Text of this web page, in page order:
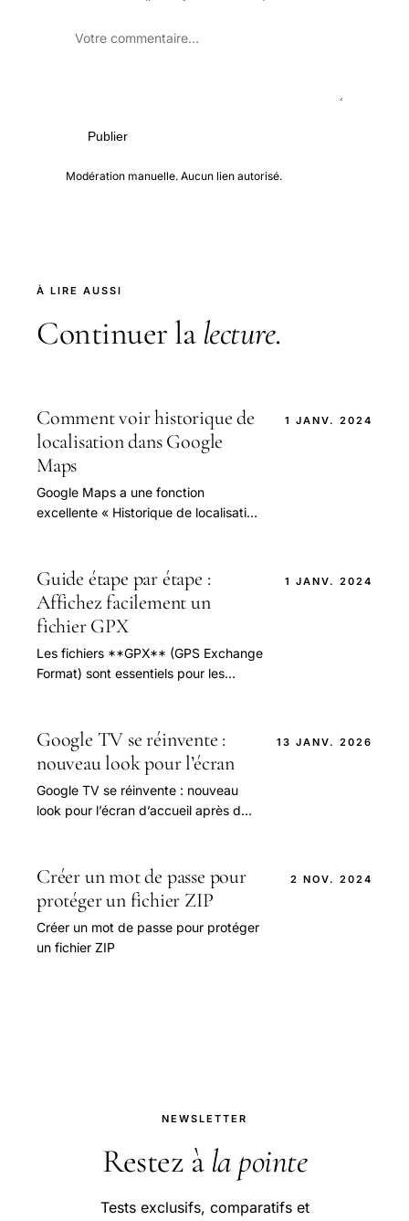
Publier
Modération manuelle. Aucun lien autorisé.
À LIRE AUSSI
Continuer la lecture.
Comment voir historique de
localisation dans Google
Maps
Google Maps a une fonction
excellente « Historique de localisation
les itinéraires.
1 JANV. 2024
Guide étape par étape :
Affichez facilement un
fichier GPX
Les fichiers **GPX** (GPS Exchange
Format) sont essentiels pour les
partager des données.
1 JANV. 2024
Google TV se réinvente :
nouveau look pour l’écran
Google TV se réinvente : nouveau
look pour l’écran d’accueil après des
13 JANV. 2026
Créer un mot de passe pour
protéger un fichier ZIP
Créer un mot de passe pour protéger
un fichier ZIP
2 NOV. 2024
NEWSLETTER
Restez à la pointe
Tests exclusifs, comparatifs et